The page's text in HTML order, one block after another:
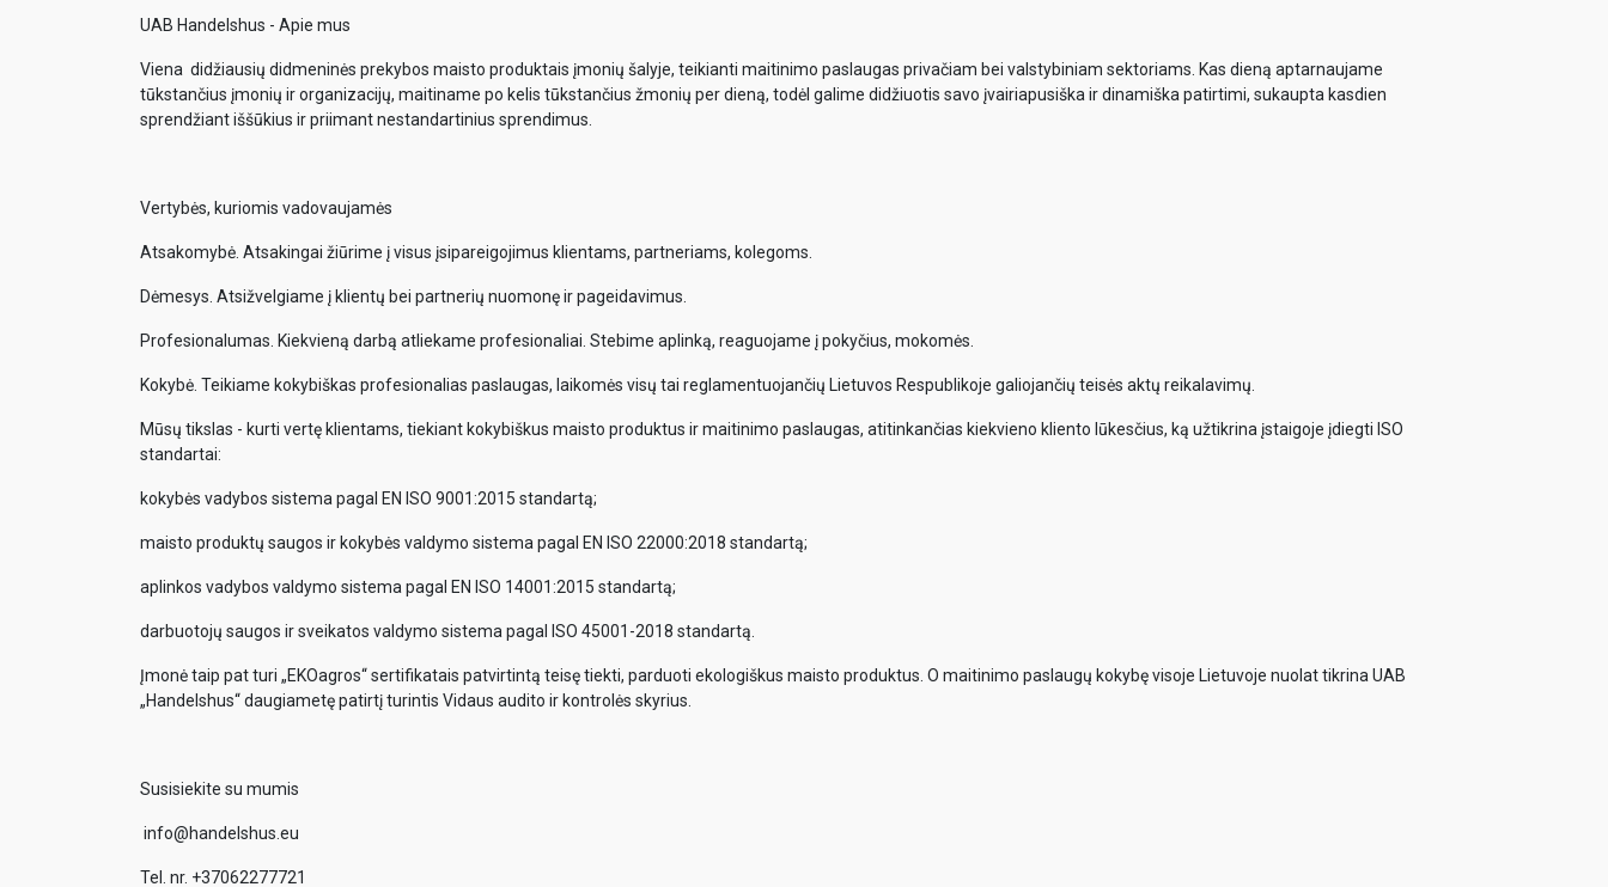
UAB Handelshus - Apie mus
Viena didžiausių didmeninės prekybos maisto produktais įmonių šalyje, teikianti maitinimo paslaugas privačiam bei valstybiniam sektoriams. Kas dieną aptarnaujame
tūkstančius įmonių ir organizacijų, maitiname po kelis tūkstančius žmonių per dieną, todėl galime didžiuotis savo įvairiapusiška ir dinamiška patirtimi, sukaupta kasdien
sprendžiant iššūkius ir priimant nestandartinius sprendimus.
Vertybės, kuriomis vadovaujamės
Atsakomybė. Atsakingai žiūrime į visus įsipareigojimus klientams, partneriams, kolegoms.
Dėmesys. Atsižvelgiame į klientų bei partnerių nuomonę ir pageidavimus.
Profesionalumas. Kiekvieną darbą atliekame profesionaliai. Stebime aplinką, reaguojame į pokyčius, mokomės.
Kokybė. Teikiame kokybiškas profesionalias paslaugas, laikomės visų tai reglamentuojančių Lietuvos Respublikoje galiojančių teisės aktų reikalavimų.
Mūsų tikslas - kurti vertę klientams, tiekiant kokybiškus maisto produktus ir maitinimo paslaugas, atitinkančias kiekvieno kliento lūkesčius, ką užtikrina įstaigoje įdiegti ISO
standartai:
kokybės vadybos sistema pagal EN ISO 9001:2015 standartą;
maisto produktų saugos ir kokybės valdymo sistema pagal EN ISO 22000:2018 standartą;
aplinkos vadybos valdymo sistema pagal EN ISO 14001:2015 standartą;
darbuotojų saugos ir sveikatos valdymo sistema pagal ISO 45001-2018 standartą.
Įmonė taip pat turi „EKOagros“ sertifikatais patvirtintą teisę tiekti, parduoti ekologiškus maisto produktus. O maitinimo paslaugų kokybę visoje Lietuvoje nuolat tikrina UAB
„Handelshus“ daugiametę patirtį turintis Vidaus audito ir kontrolės skyrius.
Susisiekite su mumis
info@handelshus.eu
Tel. nr. +37062277721